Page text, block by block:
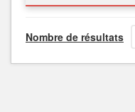
Nombre de résultats